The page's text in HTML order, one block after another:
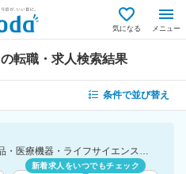
気になる メニュー
の転職・求人検索結果
条件で並び替え
[勤務地]兵庫県 [業種]CSO-医薬品・医療機器・ライフサイエンス・医療系サービス [詳細条件](会社・職場の環境)外資系企業
新着求人をいつでもチェック